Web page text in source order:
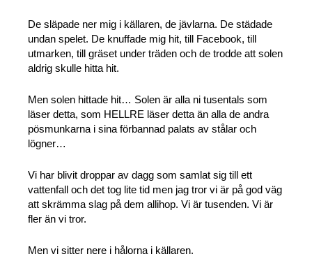
De släpade ner mig i källaren, de jävlarna. De städade
undan spelet. De knuffade mig hit, till Facebook, till
utmarken, till gräset under träden och de trodde att solen
aldrig skulle hitta hit.
Men solen hittade hit… Solen är alla ni tusentals som
läser detta, som HELLRE läser detta än alla de andra
pösmunkarna i sina förbannad palats av stålar och
lögner…
Vi har blivit droppar av dagg som samlat sig till ett
vattenfall och det tog lite tid men jag tror vi är på god väg
att skrämma slag på dem allihop. Vi är tusenden. Vi är
fler än vi tror.
Men vi sitter nere i hålorna i källaren.